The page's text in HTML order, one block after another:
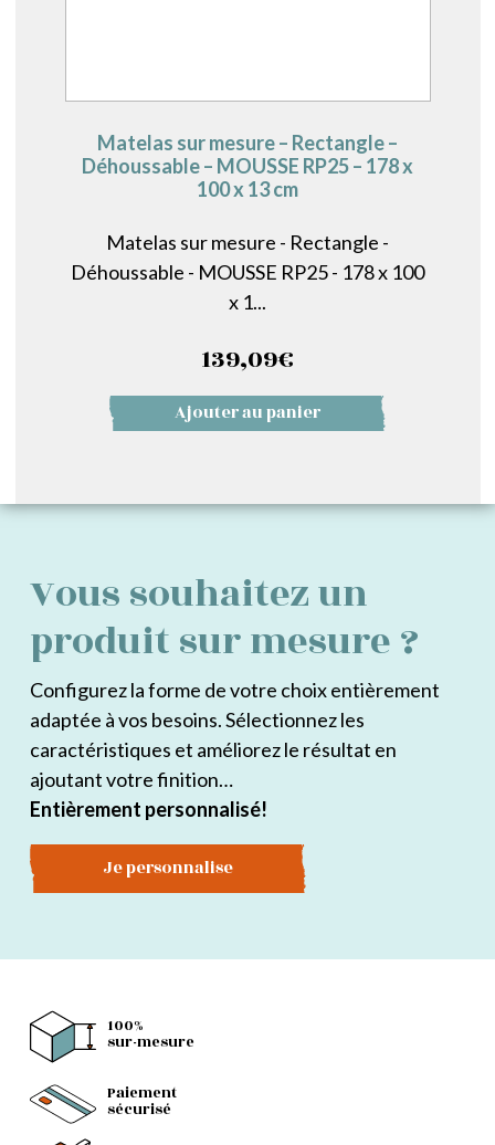
Matelas sur mesure – Rectangle –
Déhoussable – MOUSSE RP25 – 178 x
100 x 13 cm
Matelas sur mesure - Rectangle -
Déhoussable - MOUSSE RP25 - 178 x 100
x 1...
139,09€
Ajouter au panier
Vous souhaitez un
produit sur mesure ?
Configurez la forme de votre choix entièrement
adaptée à vos besoins. Sélectionnez les
caractéristiques et améliorez le résultat en
ajoutant votre finition…
Entièrement personnalisé!
Je personnalise
100%
sur-mesure
Paiement
sécurisé